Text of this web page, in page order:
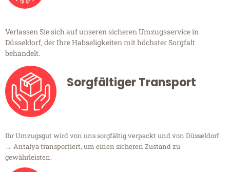
Verlassen Sie sich auf unseren sicheren Umzugsservice in
Düsseldorf, der Ihre Habseligkeiten mit höchster Sorgfalt
behandelt.
Sorgfältiger Transport
Ihr Umzugsgut wird von uns sorgfältig verpackt und von Düsseldorf
→ Antalya transportiert, um einen sicheren Zustand zu
gewährleisten.